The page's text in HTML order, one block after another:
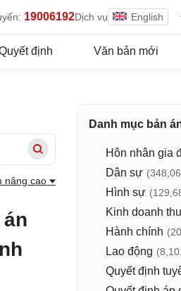
19006192Dịch vụ English
định Văn bản mới
nâng cao
Danh mục bản
Hôn nhân gia
Dân sự
Hình sự
Kinh doanh
Hành chính
Lao động
Quyết định